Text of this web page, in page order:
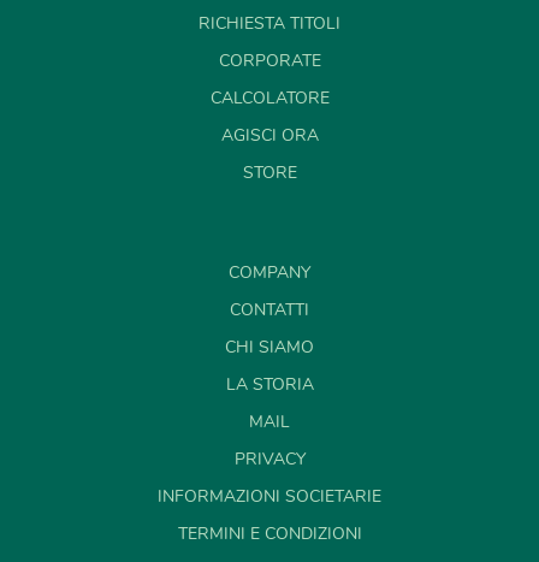
RICHIESTA TITOLI
CORPORATE
CALCOLATORE
AGISCI ORA
STORE
COMPANY
CONTATTI
CHI SIAMO
LA STORIA
MAIL
PRIVACY
INFORMAZIONI SOCIETARIE
TERMINI E CONDIZIONI